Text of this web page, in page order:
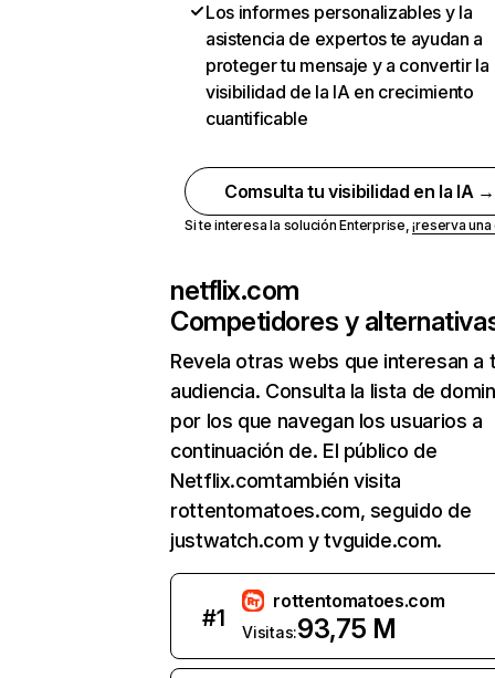
Los informes personalizables y la
asistencia de expertos te ayudan a
proteger tu mensaje y a convertir la
visibilidad de la IA en crecimiento
cuantificable
Comsulta tu visibilidad en la IA →
Si te interesa la solución Enterprise,¡reserva
netflix.com
Competidores y
Revela otras webs que interesan a
audiencia. Consulta la lista de
por los que navegan los usuarios a
continuación de. El público de
Netflix.comtambién visita
rottentomatoes.com, seguido de
justwatch.com y tvguide.com.
#1
rottentomatoes.com
Visitas:93,75 M